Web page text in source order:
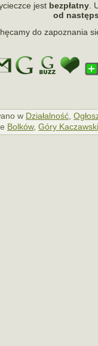
jest bez­płatny .
od
do zapo­zna­nia
w Działalność
Bolków, Góry